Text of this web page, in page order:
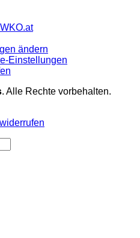
ändern
Einstellungen
. Alle Rechte vorbehalten.